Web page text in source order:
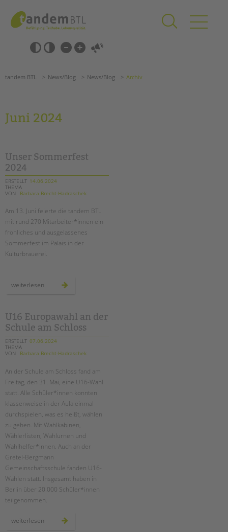
springen
Barrierefrei-
Einstellungen
überspringen
überspringen
Förderzentren
Kollegs
EFöB
Schulbezogene Sozialarbeit
HILFEN ZUR ERZIEHUNG
EINGLIEDERUNGSHILFE
Seminarkalender
Seminarräume
STADTTEILARBEIT
PROFIL | LEITBILD
Bereiche im Überblick
Kinder- und Jugendschutz
Unsere Videos
Gesellschafter VdK
schoolcoach BTL
tandem international
KARRIERE
Stellenangebote
tandem als Arbeitgeberin
NEWS/BLOG
Suchen
tandem BTL News/Blog News/Blog Archiv
Juni 2024
Unser Sommerfest
2024
ERSTELLT 14.06.2024
THEMA
VON
Barbara Brecht-Hadraschek
Am 13. Juni feierte die tandem BTL
mit rund 270 Mitarbeiter*innen ein
fröhliches und ausgelassenes
Sommerfest im Palais in der
Kulturbrauerei.
weiterlesen
sommerfest
U16 Europawahl an der
Schule am Schloss
ERSTELLT 07.06.2024
THEMA
VON
Barbara Brecht-Hadraschek
An der Schule am Schloss fand am
Freitag, den 31. Mai, eine U16-Wahl
statt. Alle Schüler*innen konnten
klassenweise in der Aula einmal
durchspielen, was es heißt, wählen
zu gehen. Mit Wahlkabinen,
Wählerlisten, Wahlurnen und
Wahlhelfer*innen. Auch an der
Gretel-Bergmann
Gemeinschaftsschule fanden U16-
Wahlen statt. Insgesamt haben in
Berlin über 20.000 Schüler*innen
teilgenommen.
weiterlesen
europawahl